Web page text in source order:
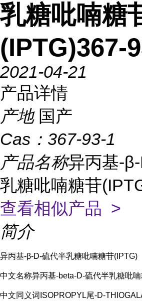
乳糖吡喃糖
(IPTG)367-
2021-04-21
产品详情
产地 国产
Cas： 367-93-1
产品名称异丙基-
乳糖吡喃糖苷
查看相似产品 >
简介
异丙基-β-D-硫代半乳糖吡喃糖苷(IPTG)
中文名称异丙基-beta-D-硫代半乳糖吡
中文同义词ISOPROPYL尾-D-